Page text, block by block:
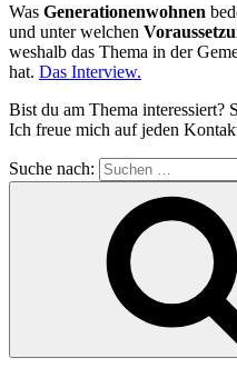
Was Generationenwohnen
und unter welchen
weshalb das Thema in der
hat. Das Interview.
Bist du am Thema interessiert?
Ich freue mich auf jeden
Suche nach: